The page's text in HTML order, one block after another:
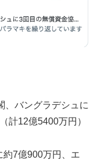
、バングラデシュに
計12億5400万円）
約7億900万円、エ